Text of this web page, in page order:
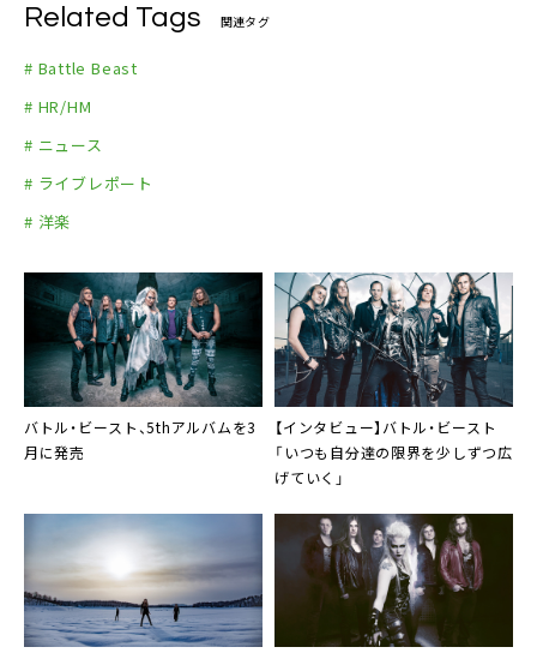
Related Tags 関連タグ
# Battle Beast
# HR/HM
# ニュース
# ライブレポート
# 洋楽
バトル・ビースト、5thアルバムを3
月に発売
【インタビュー】 バトル・ビースト
「いつも自分達の限界を少しずつ広
げていく」